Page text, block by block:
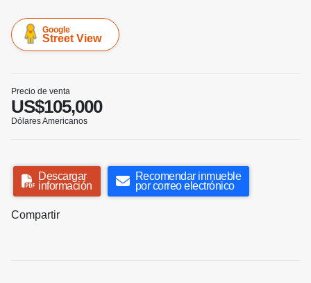
Google
Street View
Precio de venta
US$105,000
Dólares Americanos
Descargar
información
Recomendar inmueble
por correo electrónico
Compartir